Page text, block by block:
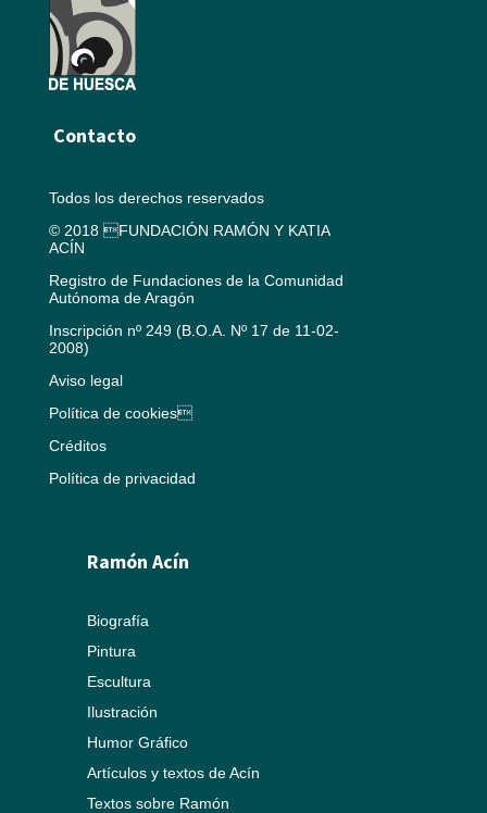
Contacto
Todos los derechos reservados
© 2018 FUNDACIÓN RAMÓN Y KATIA
ACÍN
Registro de Fundaciones de la Comunidad
Autónoma de Aragón
Inscripción nº 249 (B.O.A. Nº 17 de 11-02-
2008)
Aviso legal
Política de cookies
Créditos
Política de privacidad
Ramón Acín
Biografía
Pintura
Escultura
Ilustración
Humor Gráfico
Artículos y textos de Acín
Textos sobre Ramón